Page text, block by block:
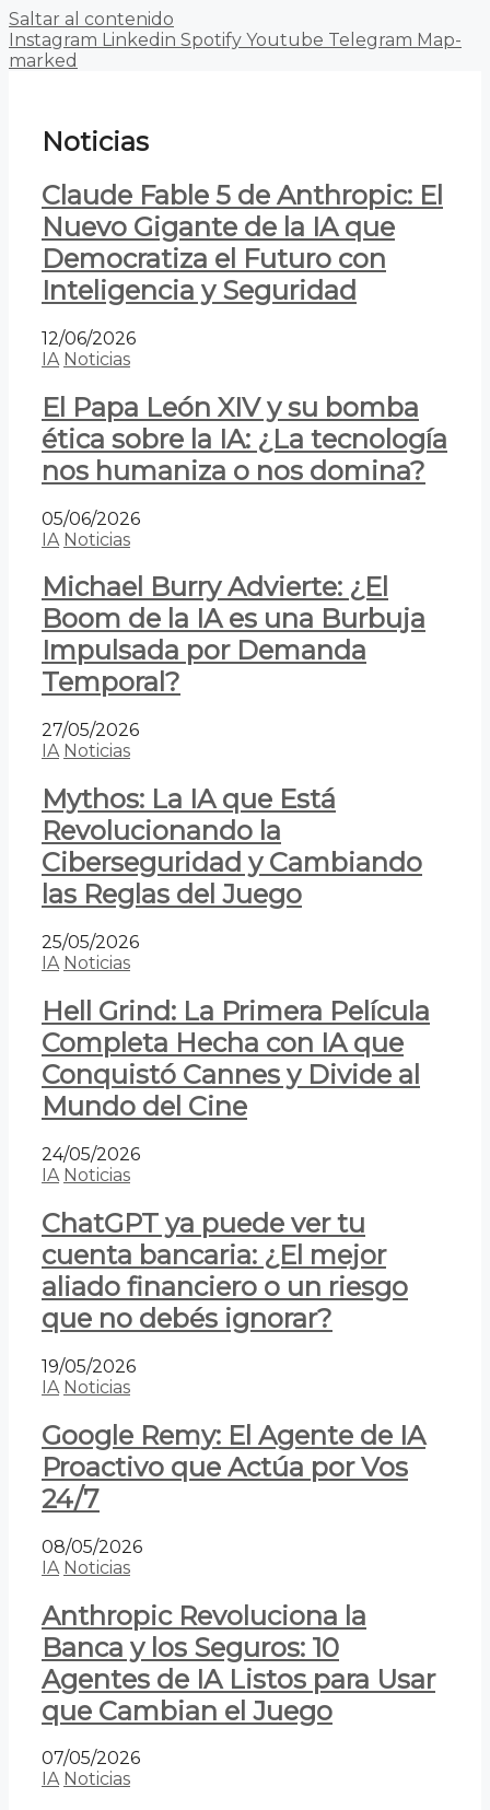
Saltar al contenido
Instagram Linkedin Spotify Youtube Telegram Map-
marked
Noticias
Claude Fable 5 de Anthropic: El
Nuevo Gigante de la IA que
Democratiza el Futuro con
Inteligencia y Seguridad
12/06/2026
IA Noticias
El Papa León XIV y su bomba
ética sobre la IA: ¿La tecnología
nos humaniza o nos domina?
05/06/2026
IA Noticias
Michael Burry Advierte: ¿El
Boom de la IA es una Burbuja
Impulsada por Demanda
Temporal?
27/05/2026
IA Noticias
Mythos: La IA que Está
Revolucionando la
Ciberseguridad y Cambiando
las Reglas del Juego
25/05/2026
IA Noticias
Hell Grind: La Primera Película
Completa Hecha con IA que
Conquistó Cannes y Divide al
Mundo del Cine
24/05/2026
IA Noticias
ChatGPT ya puede ver tu
cuenta bancaria: ¿El mejor
aliado financiero o un riesgo
que no debés ignorar?
19/05/2026
IA Noticias
Google Remy: El Agente de IA
Proactivo que Actúa por Vos
24/7
08/05/2026
IA Noticias
Anthropic Revoluciona la
Banca y los Seguros: 10
Agentes de IA Listos para Usar
que Cambian el Juego
07/05/2026
IA Noticias